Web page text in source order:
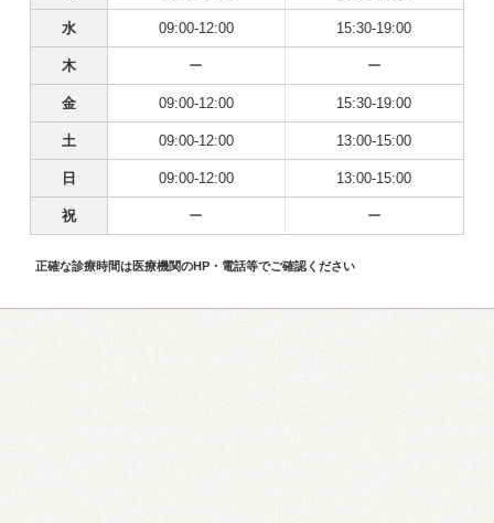
水 09:00-12:00 15:30-19:00
木 ー ー
金 09:00-12:00 15:30-19:00
土 09:00-12:00 13:00-15:00
日 09:00-12:00 13:00-15:00
祝 ー ー
正確な診療時間は医療機関のHP・電話等でご確認ください